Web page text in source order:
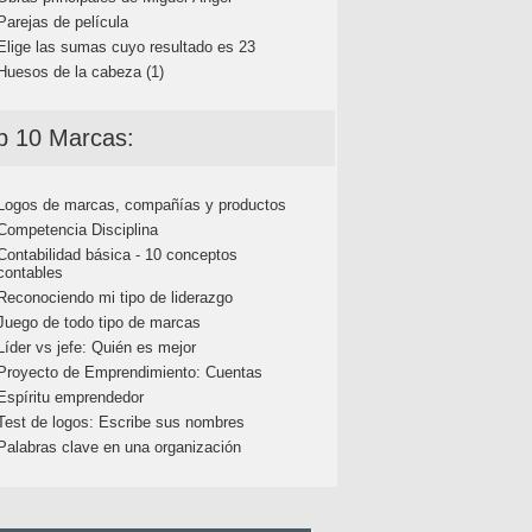
de película
las sumas cuyo resultado es 23
de la cabeza (1)
10 Marcas:
de marcas, compañías y productos
Disciplina
básica - 10 conceptos
mi tipo de liderazgo
de todo tipo de marcas
vs jefe: Quién es mejor
de Emprendimiento: Cuentas
emprendedor
de logos: Escribe sus nombres
clave en una organización